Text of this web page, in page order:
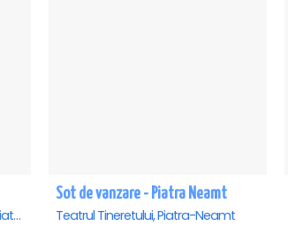
Casa de Cultura a Sindicatelor, Piatra-Neamt
Sot de vanzare - Piatra Neamt
Teatrul Tineretului, Piatra-Neamt